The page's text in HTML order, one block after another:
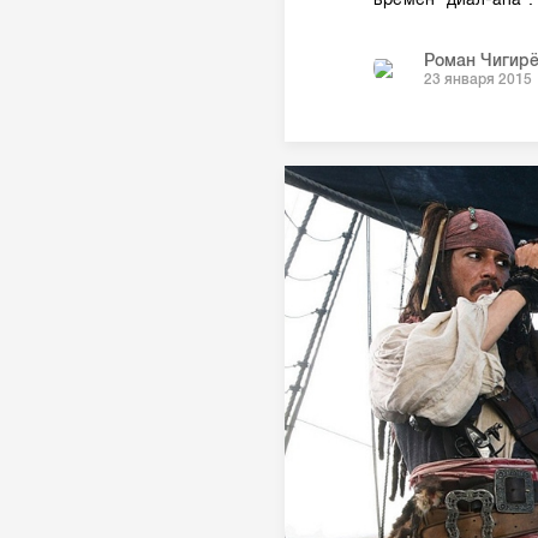
Роман
23 января 2015